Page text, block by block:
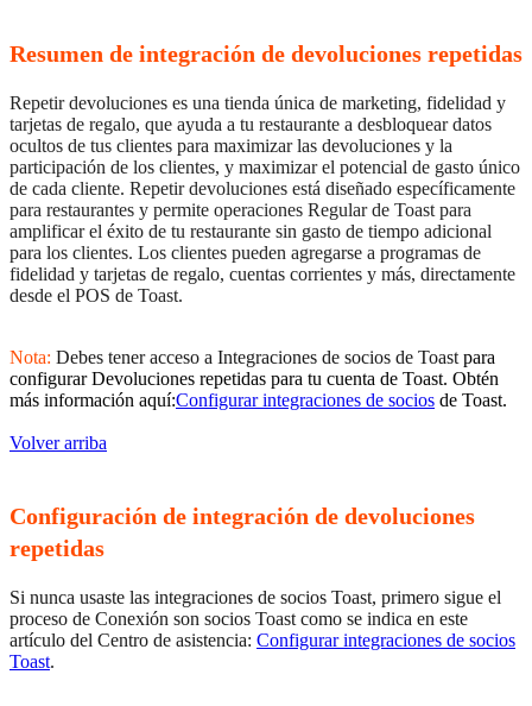
Resumen de integración de devoluciones repetidas
Repetir devoluciones es una tienda única de marketing, fidelidad y
tarjetas de regalo, que ayuda a tu restaurante a desbloquear datos
ocultos de tus clientes para maximizar las devoluciones y la
participación de los clientes, y maximizar el potencial de gasto único
de cada cliente. Repetir devoluciones está diseñado específicamente
para restaurantes y permite operaciones Regular de Toast para
amplificar el éxito de tu restaurante sin gasto de tiempo adicional
para los clientes. Los clientes pueden agregarse a programas de
fidelidad y tarjetas de regalo, cuentas corrientes y más, directamente
desde el POS de Toast.
Nota: Debes tener acceso a Integraciones de socios de Toast para
configurar Devoluciones repetidas para tu cuenta de Toast. Obtén
más información aquí:Configurar integraciones de socios de Toast.
Volver arriba
Configuración de integración de devoluciones
repetidas
Si nunca usaste las integraciones de socios Toast, primero sigue el
proceso de Conexión son socios Toast como se indica en este
artículo del Centro de asistencia: Configurar integraciones de socios
Toast.